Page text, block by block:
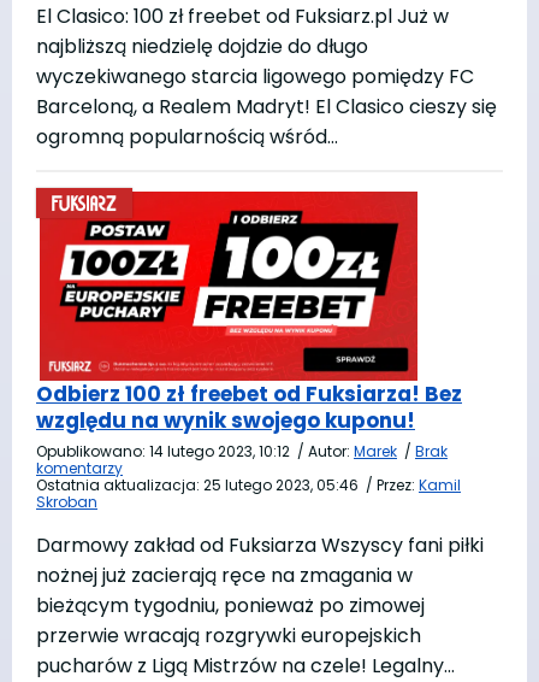
El Clasico: 100 zł freebet od Fuksiarz.pl Już w
najbliższą niedzielę dojdzie do długo
wyczekiwanego starcia ligowego pomiędzy FC
Barceloną, a Realem Madryt! El Clasico cieszy się
ogromną popularnością wśród…
Odbierz 100 zł freebet od Fuksiarza! Bez
względu na wynik swojego kuponu!
Opublikowano: 14 lutego 2023, 10:12 / Autor: Marek / Brak
komentarzy
Ostatnia aktualizacja: 25 lutego 2023, 05:46 / Przez: Kamil
Skroban
Darmowy zakład od Fuksiarza Wszyscy fani piłki
nożnej już zacierają ręce na zmagania w
bieżącym tygodniu, ponieważ po zimowej
przerwie wracają rozgrywki europejskich
pucharów z Ligą Mistrzów na czele! Legalny…